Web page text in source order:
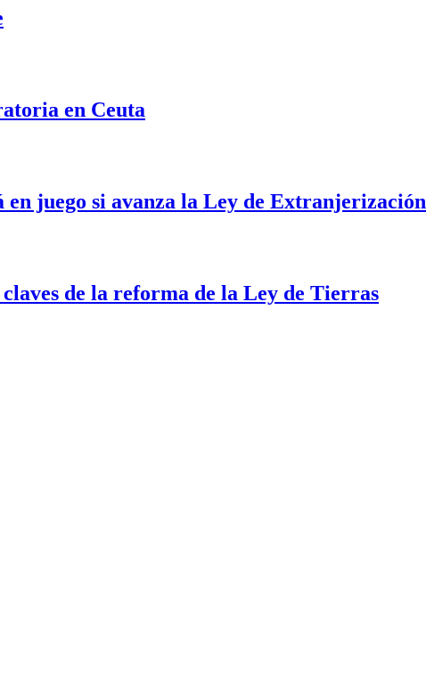
en Ceuta
en juego si avanza la Ley de Extranjerización
de la reforma de la Ley de Tierras